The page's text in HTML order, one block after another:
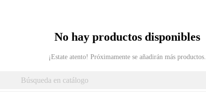
No hay productos disponibles
¡Estate atento! Próximamente se añadirán más productos.